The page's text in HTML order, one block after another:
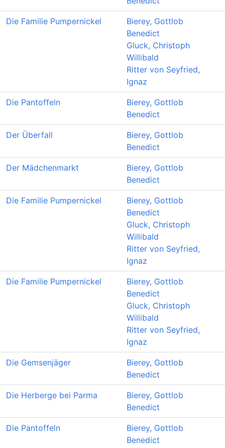
Die Familie Pumpernickel
Bierey, Gottlob
Benedict
Gluck, Christoph
Willibald
Ritter von Seyfried,
Ignaz
Die Pantoffeln
Bierey, Gottlob
Benedict
Der Überfall
Bierey, Gottlob
Benedict
Der Mädchenmarkt
Bierey, Gottlob
Benedict
Die Familie Pumpernickel
Bierey, Gottlob
Benedict
Gluck, Christoph
Willibald
Ritter von Seyfried,
Ignaz
Die Familie Pumpernickel
Bierey, Gottlob
Benedict
Gluck, Christoph
Willibald
Ritter von Seyfried,
Ignaz
Die Gemsenjäger
Bierey, Gottlob
Benedict
Die Herberge bei Parma
Bierey, Gottlob
Benedict
Die Pantoffeln
Bierey, Gottlob
Benedict